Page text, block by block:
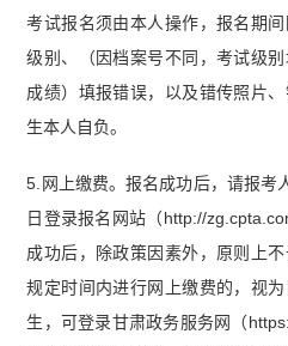
考试报名须由本人操作，报名期
级别、（因档案号不同，考试级
成绩）填报错误，以及错传照片
生本人自负。
5.网上缴费。报名成功后，请报考
日登录报名网站（http://
成功后，除政策因素外，原则上
规定时间内进行网上缴费的，视
生，可登录甘肃政务服务网（